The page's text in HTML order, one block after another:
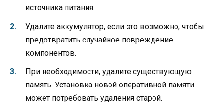
источника питания.
Удалите аккумулятор, если это возможно, чтобы
предотвратить случайное повреждение
компонентов.
При необходимости, удалите существующую
память. Установка новой оперативной памяти
может потребовать удаления старой.